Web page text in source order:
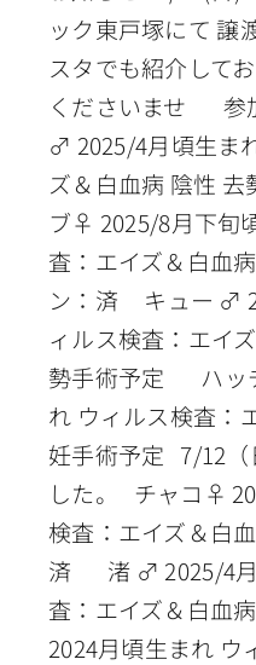
ック東戸塚にて
スタでも紹介して
くださいませ
♂ 2025/4月頃生ま
ズ＆白血病 陰性
ブ♀ 2025/8月下旬
査：エイズ＆白血
ン：済 キュー ♂
ィルス検査：エイ
勢手術予定 ハッ
れ ウィルス検査：
妊手術予定 7/12（
した。 チャコ♀
検査：エイズ＆白
済 渚 ♂ 2025/4月
査：エイズ＆白
2024月頃生まれ ウ